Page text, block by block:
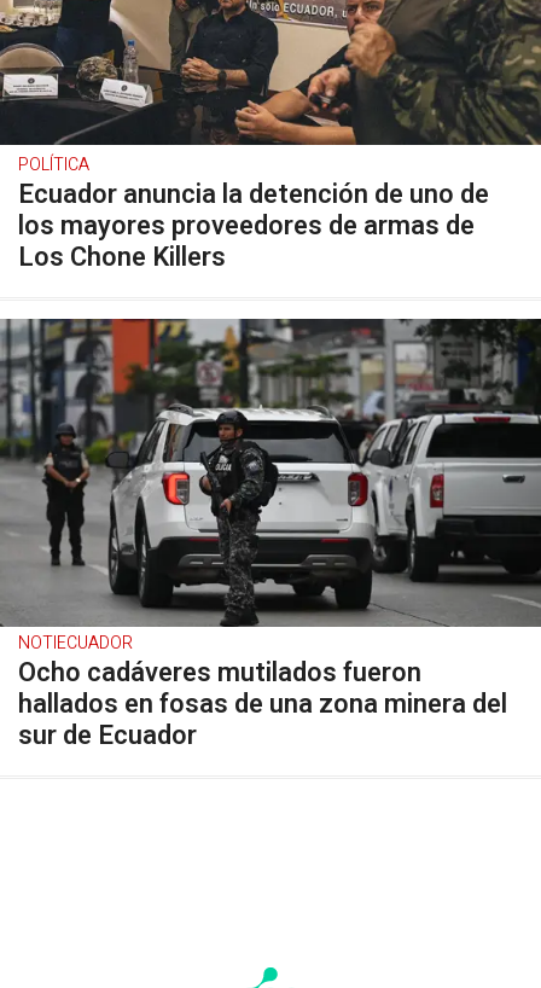
POLÍTICA
Ecuador anuncia la detención de uno de
los mayores proveedores de armas de
Los Chone Killers
NOTIECUADOR
Ocho cadáveres mutilados fueron
hallados en fosas de una zona minera del
sur de Ecuador